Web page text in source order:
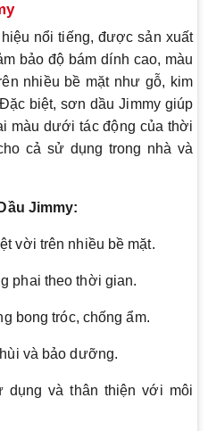
nổi tiếng, được sản xuất
bảo độ bám dính cao, màu
nhiều bề mặt như gỗ, kim
biệt, sơn dầu Jimmy giúp
màu dưới tác động của thời
cả sử dụng trong nhà và
Jimmy:
vời trên nhiều bề mặt.
phai theo thời gian.
bong tróc, chống ẩm.
và bảo dưỡng.
và thân thiện với môi